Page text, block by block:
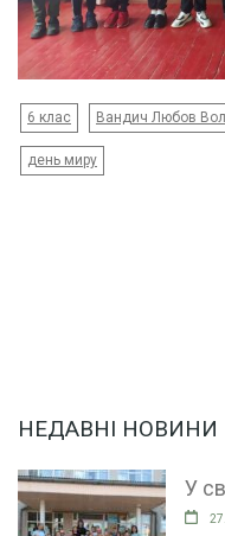
6 клас Вандич Любов
день миру
НЕДАВНІ НОВИНИ
У